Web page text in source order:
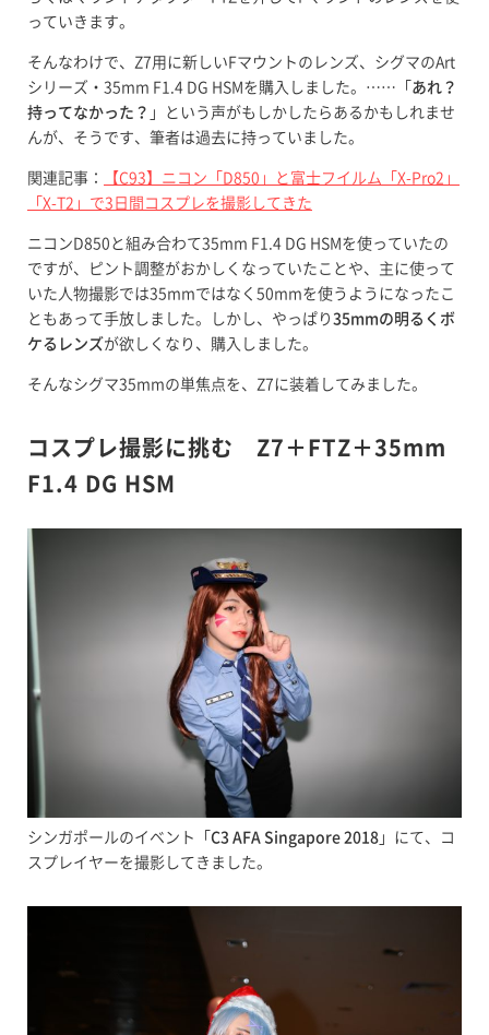
っていきます。
そんなわけで、Z7用に新しいFマウントのレンズ、シグマのArt
シリーズ・35mm F1.4 DG HSMを購入しました。……「 あれ？
持ってなかった？ 」という声がもしかしたらあるかもしれませ
んが、そうです、筆者は過去に持っていました。
関連記事：
【C93】ニコン「D850」と富士フイルム「X-Pro2」
「X-T2」で3日間コスプレを撮影してきた
ニコンD850と組み合わて35mm F1.4 DG HSMを使っていたの
ですが、ピント調整がおかしくなっていたことや、主に使って
いた人物撮影では35mmではなく50mmを使うようになったこ
ともあって手放しました。しかし、やっぱり 35mmの明るくボ
ケるレンズが欲しくなり、購入しました。
そんなシグマ35mmの単焦点を、Z7に装着してみました。
コスプレ撮影に挑む Z7＋FTZ＋35mm
F1.4 DG HSM
シンガポールのイベント「 C3 AFA Singapore 2018 」にて、コ
スプレイヤーを撮影してきました。